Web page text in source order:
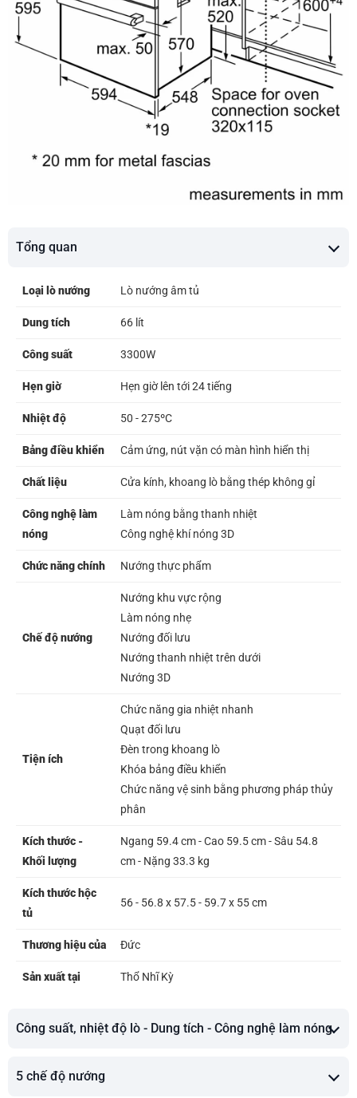
Tổng quan
Loại lò nướng Lò nướng âm tủ
Dung tích 66 lít
Công suất 3300W
Hẹn giờ Hẹn giờ lên tới 24 tiếng
Nhiệt độ 50 - 275ºC
Bảng điều khiển Cảm ứng, nút vặn có màn hình hiển thị
Chất liệu Cửa kính, khoang lò bằng thép không gỉ
Công nghệ làm
nóng
Làm nóng bằng thanh nhiệt
Công nghệ khí nóng 3D
Chức năng chính Nướng thực phẩm
Chế độ nướng
Nướng khu vực rộng
Làm nóng nhẹ
Nướng đối lưu
Nướng thanh nhiệt trên dưới
Nướng 3D
Tiện ích
Chức năng gia nhiệt nhanh
Quạt đối lưu
Đèn trong khoang lò
Khóa bảng điều khiển
Chức năng vệ sinh bằng phương pháp thủy
phân
Kích thước -
Khối lượng
Ngang 59.4 cm - Cao 59.5 cm - Sâu 54.8
cm - Nặng 33.3 kg
Kích thước hộc
tủ
56 - 56.8 x 57.5 - 59.7 x 55 cm
Thương hiệu của Đức
Sản xuất tại Thổ Nhĩ Kỳ
Công suất, nhiệt độ lò - Dung tích - Công nghệ làm nóng
5 chế độ nướng